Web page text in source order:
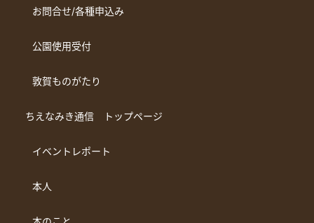
お問合せ/各種申込み
公園使用受付
敦賀ものがたり
ちえなみき通信 トップページ
イベントレポート
本人